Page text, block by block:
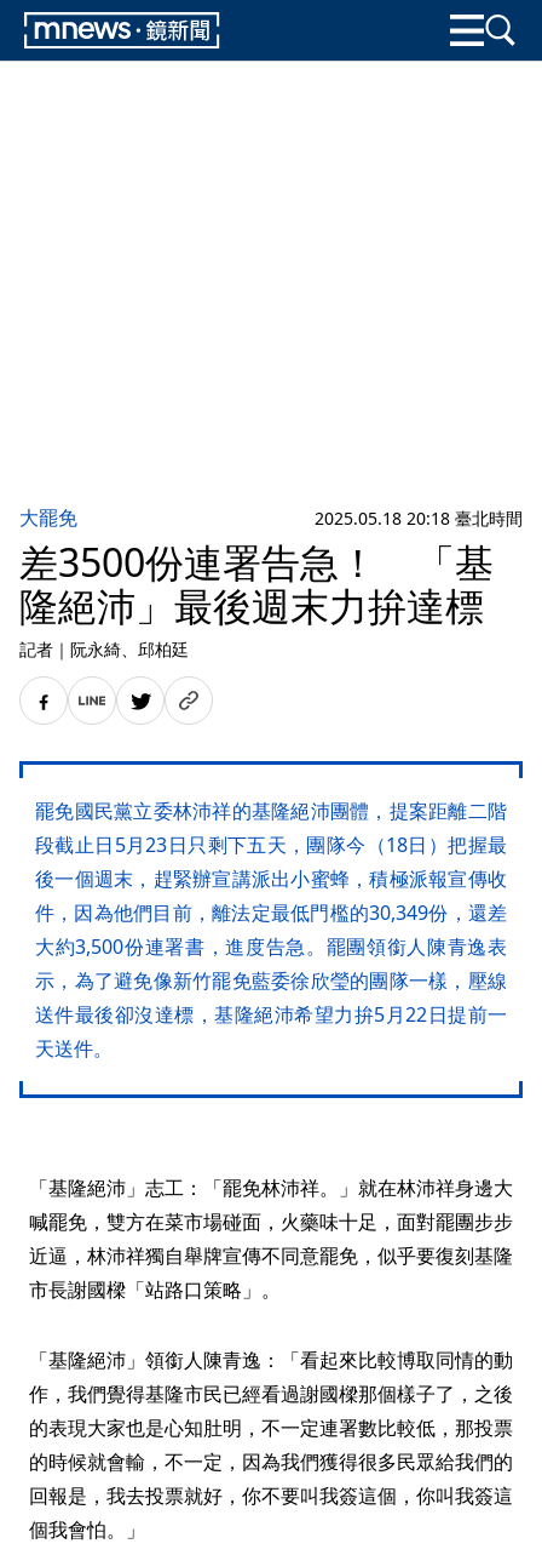
大罷免 2025.05.18 20:18 臺北時間
差3500份連署告急！ 「基
隆絕沛」最後週末力拚達標
記者 ｜ 阮永綺、邱柏廷
罷免國民黨立委林沛祥的基隆絕沛團體，提案距離二階
段截止日5月23日只剩下五天，團隊今（18日）把握最
後一個週末，趕緊辦宣講派出小蜜蜂，積極派報宣傳收
件，因為他們目前，離法定最低門檻的30,349份，還差
大約3,500份連署書，進度告急。罷團領銜人陳青逸表
示，為了避免像新竹罷免藍委徐欣瑩的團隊一樣，壓線
送件最後卻沒達標，基隆絕沛希望力拚5月22日提前一
天送件。
「基隆絕沛」志工：「罷免林沛祥。」就在林沛祥身邊大
喊罷免，雙方在菜市場碰面，火藥味十足，面對罷團步步
近逼，林沛祥獨自舉牌宣傳不同意罷免，似乎要復刻基隆
市長謝國樑「站路口策略」。
「基隆絕沛」領銜人陳青逸：「看起來比較博取同情的動
作，我們覺得基隆市民已經看過謝國樑那個樣子了，之後
的表現大家也是心知肚明，不一定連署數比較低，那投票
的時候就會輸，不一定，因為我們獲得很多民眾給我們的
回報是，我去投票就好，你不要叫我簽這個，你叫我簽這
個我會怕。」